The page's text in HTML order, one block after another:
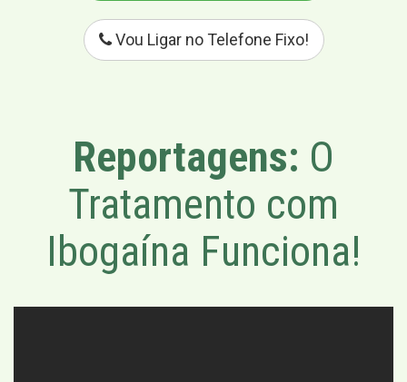
Vou Ligar no Telefone Fixo!
Reportagens: O
Tratamento com
Ibogaína Funciona!